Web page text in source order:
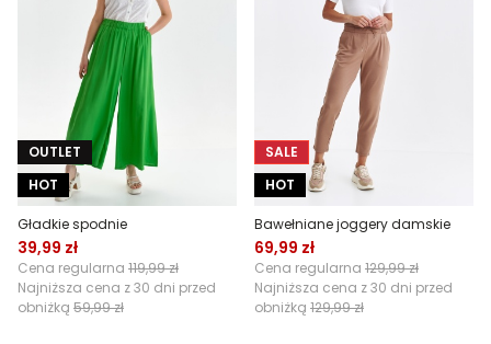
OUTLET
HOT
Gładkie spodnie
39,99 zł
Cena regularna 119,99 zł
Najniższa cena z 30 dni przed
obniżką 59,99 zł
SALE
HOT
Bawełniane joggery damskie
69,99 zł
Cena regularna 129,99 zł
Najniższa cena z 30 dni przed
obniżką 129,99 zł